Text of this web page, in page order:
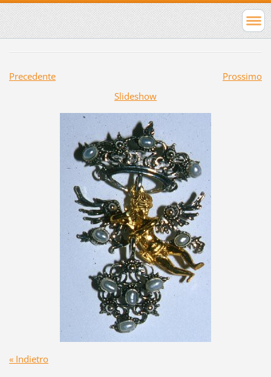
Precedente
Prossimo
Slideshow
« Indietro